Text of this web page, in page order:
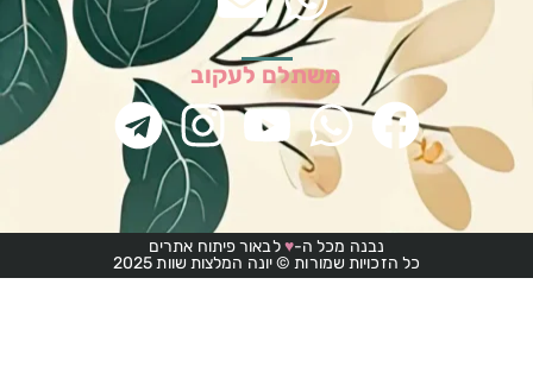
משתלם לעקוב
נבנה מכל ה-♥לבאור פיתוח אתרים
כל הזכויות שמורות © יונה המלצות שוות 2025